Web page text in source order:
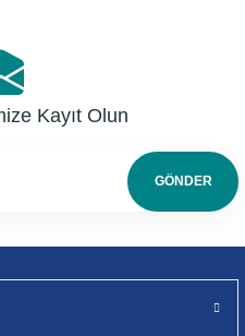
Kayıt Olun
GÖNDER